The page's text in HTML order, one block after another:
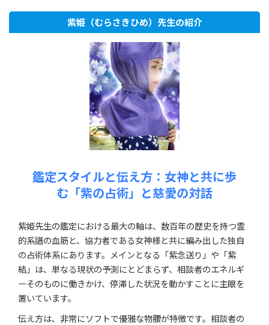
紫姫（むらさきひめ）先生の紹介
鑑定スタイルと伝え方：女神と共に歩
む「紫の占術」と慈愛の対話
紫姫先生の鑑定における最大の軸は、数百年の歴史を持つ霊
的系譜の血筋と、協力者である女神様と共に編み出した独自
の占術体系にあります。メインとなる「紫念送り」や「紫
結」は、単なる現状の予測にとどまらず、相談者のエネルギ
ーそのものに働きかけ、停滞した状況を動かすことに主眼を
置いています。
伝え方は、非常にソフトで優雅な物腰が特徴です。相談者の